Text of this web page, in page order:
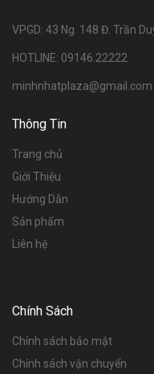
VPGD: 43 Ng. 148 Đ. Trần
HOTLINE: 09146.22222
minhnhatplaza@gmail.com
Thông Tin
Trang chủ
Giới Thiệu
Hướng Dẫn
Sản phẩm
Liên hệ
Chính Sách
Chính sách bảo mật
Chính sách vận chuyển